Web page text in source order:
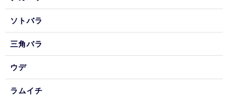
ソトバラ
三角バラ
ウデ
ラムイチ